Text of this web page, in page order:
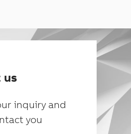
us
inquiry and
you